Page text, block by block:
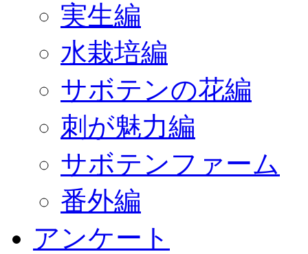
実生編
水栽培編
サボテンの花編
刺が魅力編
サボテンファーム
番外編
アンケート